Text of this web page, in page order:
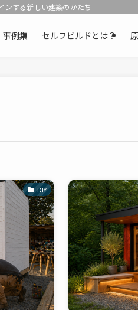
ンする新しい建築のかたち
事例集 セルフビルドとは？
DIY